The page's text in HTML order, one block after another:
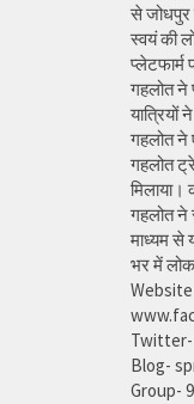
से
स्वयं की
गहलोत ने
यात्रियों
गहलोत ने
गहलोत
मिलाया।
गहलोत ने
माध्यम से
भर में
Blog-
Group-